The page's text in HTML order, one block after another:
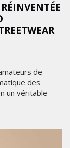
de
des
un véritable